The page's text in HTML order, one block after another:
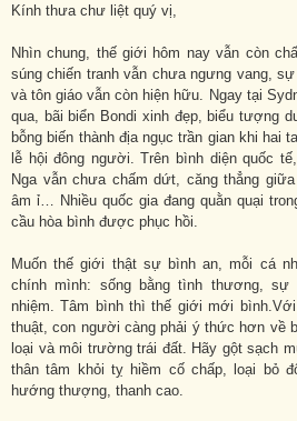
Kính thưa chư liệt quý vị,
Nhìn chung, thế giới hôm nay vẫn còn
súng chiến tranh vẫn chưa ngưng vang,
và tôn giáo vẫn còn hiện hữu. Ngay tại
qua, bãi biển Bondi xinh đẹp, biểu tượng
bỗng biến thành địa ngục trần gian khi hai
lễ hội đông người. Trên bình diện quốc
Nga vẫn chưa chấm dứt, căng thẳng
âm ỉ… Nhiều quốc gia đang quằn quại
cầu hòa bình được phục hồi.
Muốn thế giới thật sự bình an, mỗi cá
chính mình: sống bằng tình thương, sự
nhiệm. Tâm bình thì thế giới mới
thuật, con người càng phải ý thức hơn về
loại và môi trường trái đất. Hãy gột sạch
thân tâm khỏi tỵ hiềm cố chấp, loại bỏ
hướng thượng, thanh cao.